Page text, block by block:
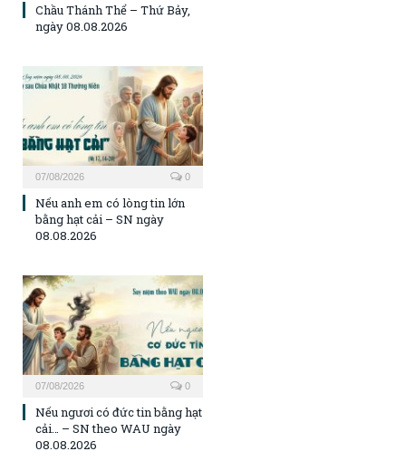
Chầu Thánh Thể – Thứ Bảy,
ngày 08.08.2026
07/08/2026 0
Nếu anh em có lòng tin lớn
bằng hạt cải – SN ngày
08.08.2026
07/08/2026 0
Nếu ngươi có đức tin bằng hạt
cải… – SN theo WAU ngày
08.08.2026